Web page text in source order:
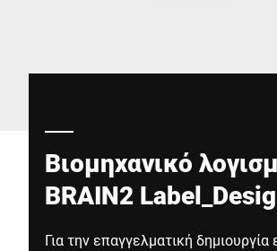
Βιομηχανικό
BRAIN2
Για την επαγγελματική δημιουργία